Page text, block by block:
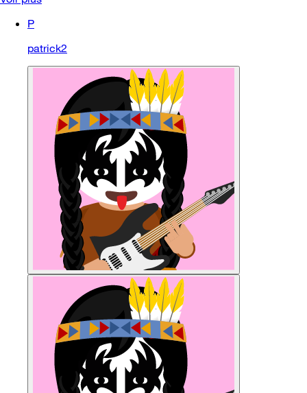
P
patrick2